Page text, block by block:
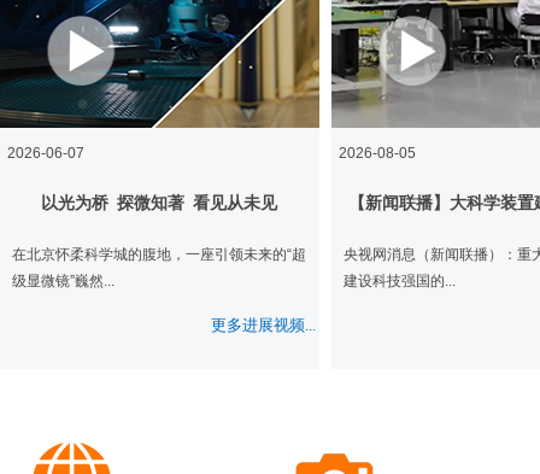
2026-06-07
以光为桥 探微知著 看见从未见
在北京怀柔科学城的腹地，一座引领未来的“超
级显微镜”巍然...
更多进展视频...
2026-08-05
【新闻联播】大科学装
央视网消息（新闻联播）：重
建设科技强国的...